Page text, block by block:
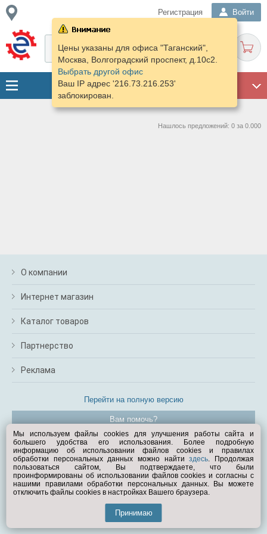
Регистрация Войти
Цены указаны для офиса "Таганский",
Москва, Волгоградский проспект, д.10с2.
Выбрать другой офис
Ваш IP адрес '216.73.216.253'
заблокирован.
Нашлось предложений: 0 за 0.000
О компании
Интернет магазин
Каталог товаров
Партнерство
Реклама
Перейти на полную версию
Вам помочь?
© Exist.ru 1998—2026
Мы используем файлы cookies для улучшения работы сайта и
большего удобства его использования. Более подробную
информацию об использовании файлов cookies и правилах
обработки персональных данных можно найтиздесь. Продолжая
пользоваться сайтом, Вы подтверждаете, что были
проинформированы об использовании файлов cookies и согласны с
нашими правилами обработки персональных данных. Вы можете
отключить файлы cookies в настройках Вашего браузера.
Принимаю